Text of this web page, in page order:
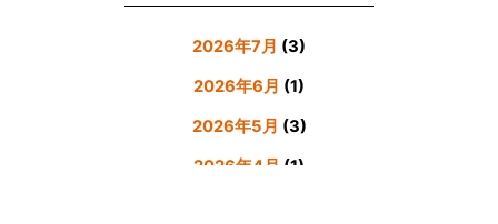
2026年7月 (3)
2026年6月 (1)
2026年5月 (3)
2026年4月 (1)